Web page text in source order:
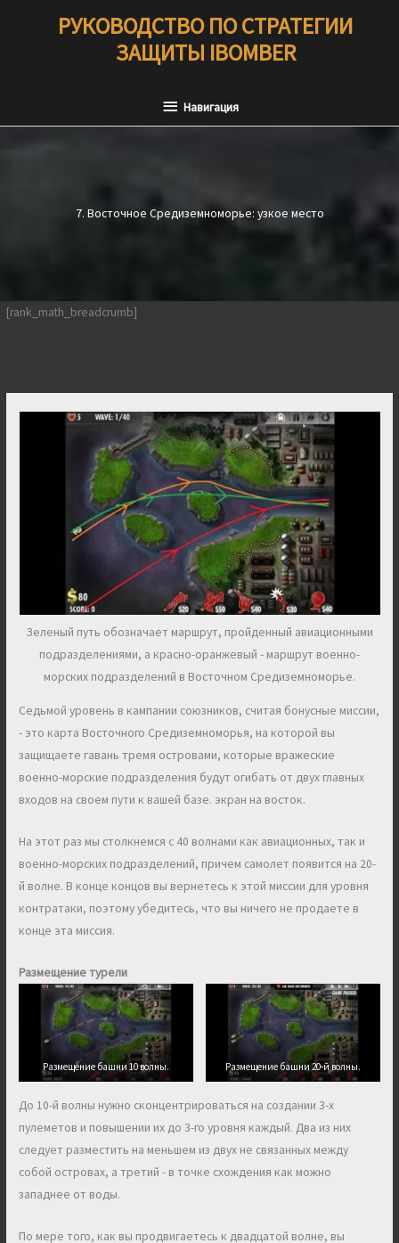
РУКОВОДСТВО ПО СТРАТЕГИИ
ЗАЩИТЫ IBOMBER
Навигация
Навигация
7. Восточное Средиземноморье: узкое место
[rank_math_breadcrumb]
Зеленый путь обозначает маршрут, пройденный авиационными
подразделениями, а красно-оранжевый - маршрут военно-
морских подразделений в Восточном Средиземноморье.
Седьмой уровень в кампании союзников, считая бонусные миссии,
- это карта Восточного Средиземноморья, на которой вы
защищаете гавань тремя островами, которые вражеские
военно-морские подразделения будут огибать от двух главных
входов на своем пути к вашей базе. экран на восток.
На этот раз мы столкнемся с 40 волнами как авиационных, так и
военно-морских подразделений, причем самолет появится на 20-
й волне. В конце концов вы вернетесь к этой миссии для уровня
контратаки, поэтому убедитесь, что вы ничего не продаете в
конце эта миссия.
Размещение турели
Размещение башни 10 волны. Размещение башни 20-й волны.
До 10-й волны нужно сконцентрироваться на создании 3-х
пулеметов и повышении их до 3-го уровня каждый. Два из них
следует разместить на меньшем из двух не связанных между
собой островах, а третий - в точке схождения как можно
западнее от воды.
По мере того, как вы продвигаетесь к двадцатой волне, вы